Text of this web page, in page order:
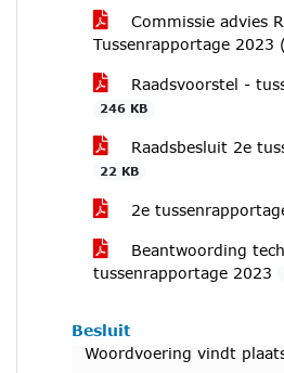
Commissie advies
Tussenrapportage 2023
Raadsvoorstel -
246 KB
Raadsbesluit 2e
22 KB
2e
Beantwoording
tussenrapportage 2023
Besluit
Woordvoering vindt